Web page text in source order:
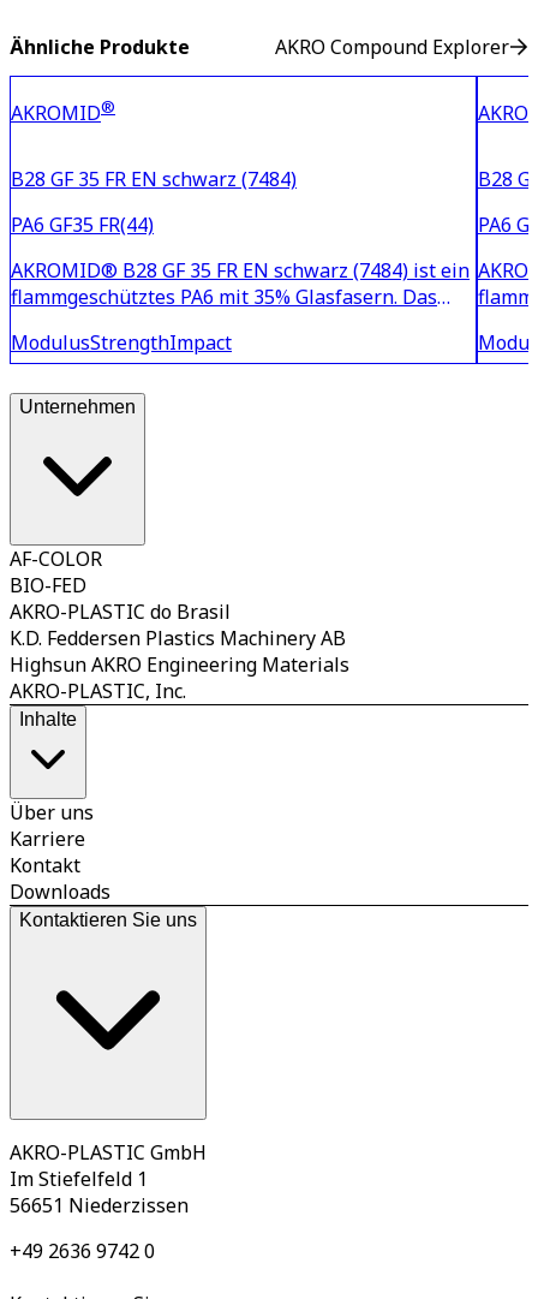
Ähnliche Produkte AKRO Compound Explorer
AKROMID®
B28 GF 35 FR EN schwarz (7484)
PA6 GF35 FR(44)
AKROMID® B28 GF 35 FR EN schwarz (7484) ist ein
flammgeschütztes PA6 mit 35% Glasfasern. Das
und Halogenen, das zu optimierten elektrischen
führt. Aufgrund
ModulusStrengthImpact
B28
PA6
und
Unternehmen
AF-COLOR
BIO-FED
AKRO-PLASTIC do Brasil
K.D. Feddersen Plastics Machinery AB
Highsun AKRO Engineering Materials
AKRO-PLASTIC, Inc.
Inhalte
Über uns
Karriere
Kontakt
Downloads
Kontaktieren Sie uns
AKRO-PLASTIC GmbH
Im Stiefelfeld 1
56651 Niederzissen
+49 2636 9742 0